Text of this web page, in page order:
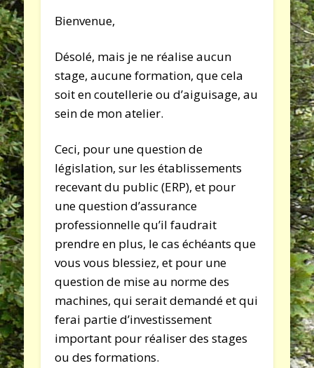
Bienvenue,
Désolé, mais je ne réalise aucun
stage, aucune formation, que cela
soit en coutellerie ou d’aiguisage, au
sein de mon atelier.
Ceci, pour une question de
législation, sur les établissements
recevant du public (ERP), et pour
une question d’assurance
professionnelle qu’il faudrait
prendre en plus, le cas échéants que
vous vous blessiez, et pour une
question de mise au norme des
machines, qui serait demandé et qui
ferai partie d’investissement
important pour réaliser des stages
ou des formations.